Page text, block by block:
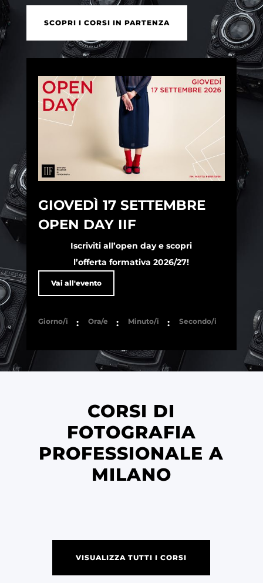
SCOPRI I CORSI IN PARTENZA
GIOVEDÌ 17 SETTEMBRE
OPEN DAY IIF
Iscriviti all’open day e scopri
l’offerta formativa 2026/27!
Vai all'evento
Giorno/i : Ora/e : Minuto/i : Secondo/i
CORSI DI
FOTOGRAFIA
PROFESSIONALE A
MILANO
VISUALIZZA TUTTI I CORSI